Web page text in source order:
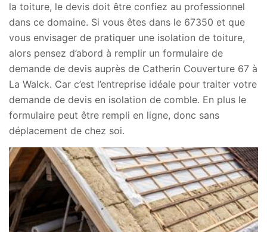
la toiture, le devis doit être confiez au professionnel
dans ce domaine. Si vous êtes dans le 67350 et que
vous envisager de pratiquer une isolation de toiture,
alors pensez d’abord à remplir un formulaire de
demande de devis auprès de Catherin Couverture 67 à
La Walck. Car c’est l’entreprise idéale pour traiter votre
demande de devis en isolation de comble. En plus le
formulaire peut être rempli en ligne, donc sans
déplacement de chez soi.